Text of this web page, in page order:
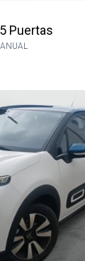
Puertas